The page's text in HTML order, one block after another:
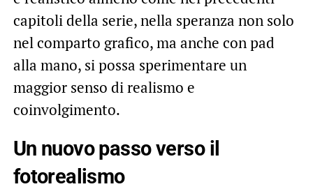
capitoli della serie, nella speranza non solo
nel comparto grafico, ma anche con pad
alla mano, si possa sperimentare un
maggior senso di realismo e
coinvolgimento.
Un nuovo passo verso il
fotorealismo